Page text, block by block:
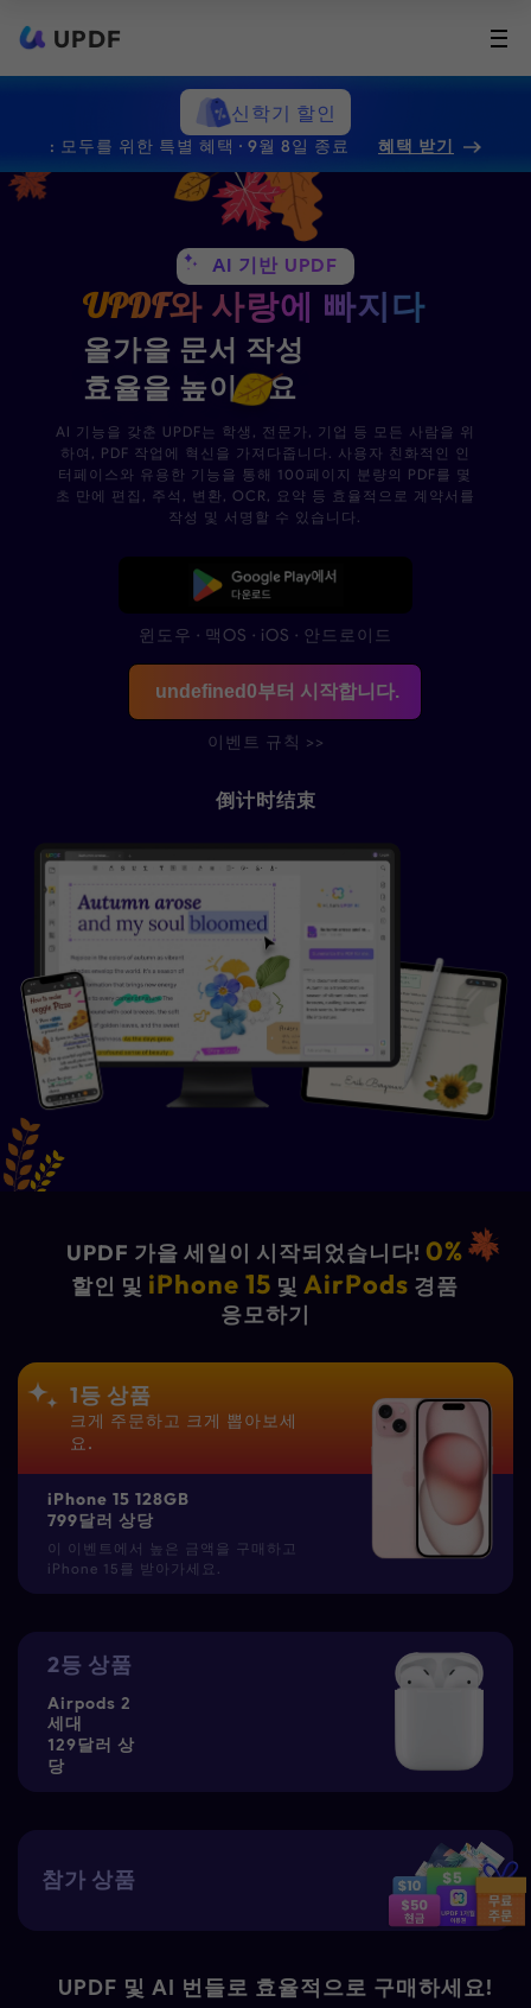
UPDF
신학기 할인
: 모두를 위한 특별 혜택 · 9월 8일 종료 혜택 받기
AI 기반 UPDF
UPDF와 사랑에 빠지다
올가을 문서 작성
효율을 높이세요
AI 기능을 갖춘 UPDF는 학생, 전문가, 기업 등 모든 사람을 위
하여, PDF 작업에 혁신을 가져다줍니다. 사용자 친화적인 인
터페이스와 유용한 기능을 통해 100페이지 분량의 PDF를 몇
초 만에 편집, 주석, 변환, OCR, 요약 등 효율적으로 계약서를
작성 및 서명할 수 있습니다.
무료로 다운로드
윈도우 · 맥OS · iOS · 안드로이드
undefined 0부터 시작합니다.
이벤트 규칙 >>
倒计时结束
UPDF 가을 세일이 시작되었습니다!0%
할인 및 iPhone 15 및AirPods 경품
응모하기
1등 상품
크게 주문하고 크게 뽑아보세
요.
iPhone 15 128GB
799달러 상당
이 이벤트에서 높은 금액을 구매하고
iPhone 15를 받아가세요.
2등 상품
Airpods 2
세대
129달러 상
당
참가 상품
UPDF 및 AI 번들로 효율적으로 구매하세요!